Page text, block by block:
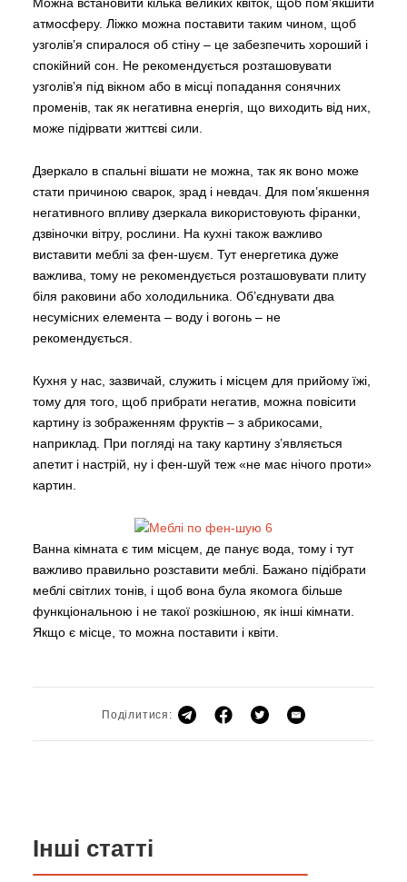
атмосферу. Ліжко можна поставити таким чином, щоб
узголів’я спиралося об стіну – це забезпечить хороший і
спокійний сон. Не рекомендується розташовувати
узголів’я під вікном або в місці попадання сонячних
променів, так як негативна енергія, що виходить від них,
може підірвати життєві сили.
Дзеркало в спальні вішати не можна, так як воно може
стати причиною сварок, зрад і невдач. Для пом’якшення
негативного впливу дзеркала використовують фіранки,
дзвіночки вітру, рослини. На кухні також важливо
виставити меблі за фен-шуєм. Тут енергетика дуже
важлива, тому не рекомендується розташовувати плиту
біля раковини або холодильника. Об’єднувати два
несумісних елемента – воду і вогонь – не
рекомендується.
Кухня у нас, зазвичай, служить і місцем для прийому їжі,
тому для того, щоб прибрати негатив, можна повісити
картину із зображенням фруктів – з абрикосами,
наприклад. При погляді на таку картину з’являється
апетит і настрій, ну і фен-шуй теж «не має нічого проти»
картин.
Ванна кімната є тим місцем, де панує вода, тому і тут
важливо правильно розставити меблі. Бажано підібрати
меблі світлих тонів, і щоб вона була якомога більше
функціональною і не такої розкішною, як інші кімнати.
Якщо є місце, то можна поставити і квіти.
Поділитися:
Інші статті